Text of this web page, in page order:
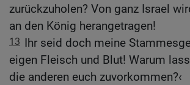
zurückzuholen? Von ganz Israel
an den König herangetragen!
13 Ihr seid doch meine
eigen Fleisch und Blut! Warum
die anderen euch zuvorkommen?‹